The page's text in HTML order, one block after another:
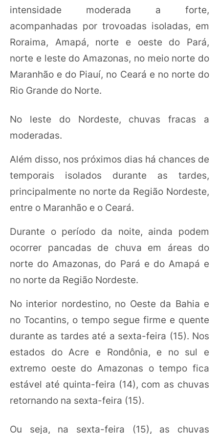
intensidade moderada a forte,
acompanhadas por trovoadas isoladas, em
Roraima, Amapá, norte e oeste do Pará,
norte e leste do Amazonas, no meio norte do
Maranhão e do Piauí, no Ceará e no norte do
Rio Grande do Norte.
No leste do Nordeste, chuvas fracas a
moderadas.
Além disso, nos próximos dias há chances de
temporais isolados durante as tardes,
principalmente no norte da Região Nordeste,
entre o Maranhão e o Ceará.
Durante o período da noite, ainda podem
ocorrer pancadas de chuva em áreas do
norte do Amazonas, do Pará e do Amapá e
no norte da Região Nordeste.
No interior nordestino, no Oeste da Bahia e
no Tocantins, o tempo segue firme e quente
durante as tardes até a sexta-feira (15). Nos
estados do Acre e Rondônia, e no sul e
extremo oeste do Amazonas o tempo fica
estável até quinta-feira (14), com as chuvas
retornando na sexta-feira (15).
Ou seja, na sexta-feira (15), as chuvas